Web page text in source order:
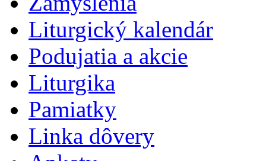
Liturgický kalendár
Podujatia a akcie
Liturgika
Pamiatky
Linka dôvery